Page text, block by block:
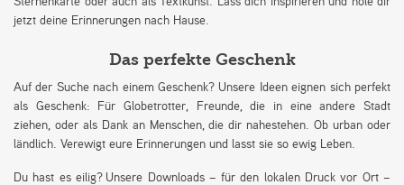
jetzt deine Erinnerungen nach Hause.
Das perfekte Geschenk
Auf der Suche nach einem Geschenk? Unsere Ideen eignen sich perfekt
als Geschenk: Für Globetrotter, Freunde, die in eine andere Stadt
ziehen, oder als Dank an Menschen, die dir nahestehen. Ob urban oder
ländlich. Verewigt eure Erinnerungen und lasst sie so ewig Leben.
Du hast es eilig? Unsere Downloads – für den lokalen Druck vor Ort –